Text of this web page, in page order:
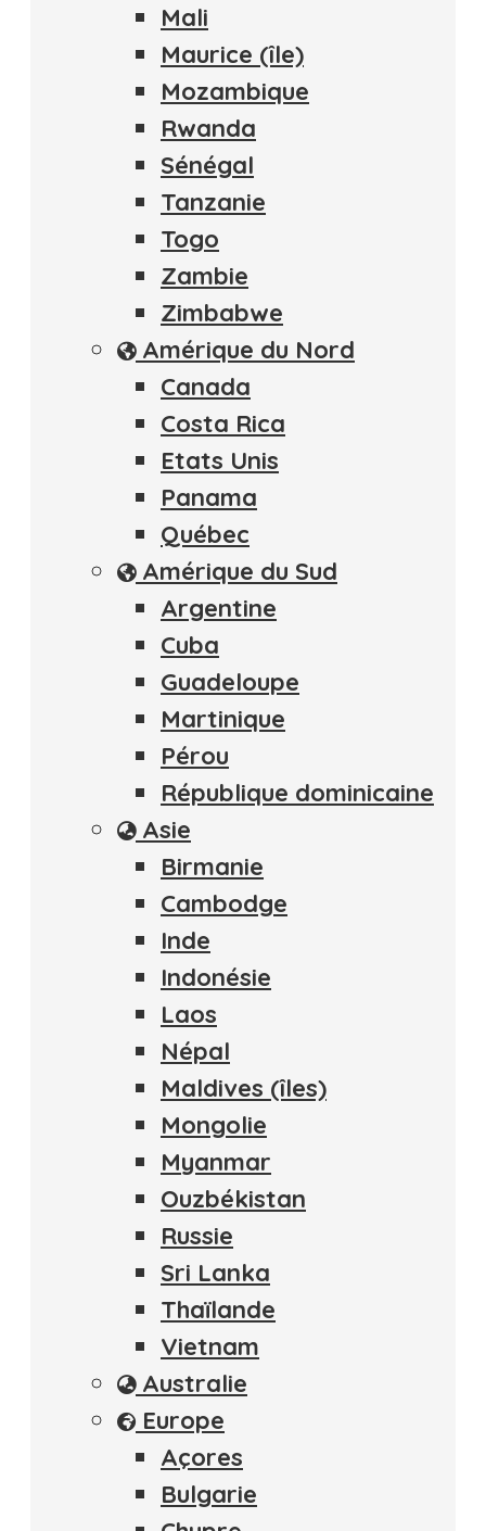
Mali
Maurice (île)
Mozambique
Rwanda
Sénégal
Tanzanie
Togo
Zambie
Zimbabwe
Amérique du Nord
Canada
Costa Rica
Etats Unis
Panama
Québec
Amérique du Sud
Argentine
Cuba
Guadeloupe
Martinique
Pérou
République dominicaine
Asie
Birmanie
Cambodge
Inde
Indonésie
Laos
Népal
Maldives (îles)
Mongolie
Myanmar
Ouzbékistan
Russie
Sri Lanka
Thaïlande
Vietnam
Australie
Europe
Açores
Bulgarie